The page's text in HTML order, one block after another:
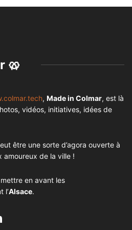
🥨
, Made in Colmar, est là
vidéos, initiatives, idées de
être une sorte d’agora ouverte à
amoureux de la ville !
en avant les
l’Alsace.